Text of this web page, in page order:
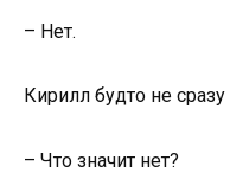
– Нет.
Кирилл будто не сразу
– Что значит нет?